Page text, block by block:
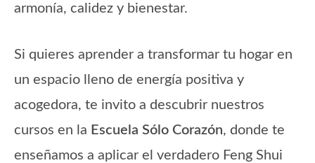
armonía, calidez y bienestar.
Si quieres aprender a transformar tu hogar en
un espacio lleno de energía positiva y
acogedora, te invito a descubrir nuestros
cursos en la Escuela Sólo Corazón, donde te
enseñamos a aplicar el verdadero Feng Shui